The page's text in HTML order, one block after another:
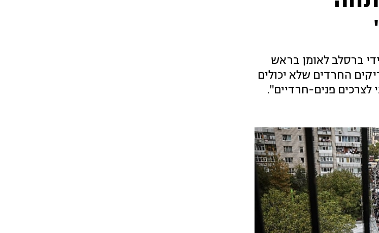
את הגעת חסידי ברסלב לאומן בראש
החרדים שלא יכולים
פנים-חרדיים".